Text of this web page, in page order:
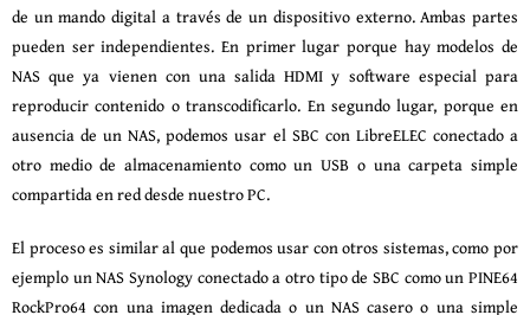
de un mando digital a través de un dispositivo externo. Ambas partes
pueden ser independientes. En primer lugar porque hay modelos de
NAS que ya vienen con una salida HDMI y software especial para
reproducir contenido o transcodificarlo. En segundo lugar, porque en
ausencia de un NAS, podemos usar el SBC con LibreELEC conectado a
otro medio de almacenamiento como un USB o una carpeta simple
compartida en red desde nuestro PC.
El proceso es similar al que podemos usar con otros sistemas, como por
ejemplo un NAS Synology conectado a otro tipo de SBC como un PINE64
RockPro64 con una imagen dedicada o un NAS casero o una simple